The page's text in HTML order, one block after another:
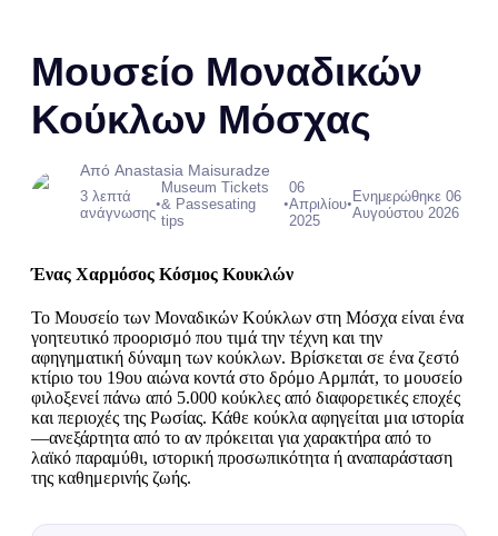
Μουσείο Μοναδικών
Κούκλων Μόσχας
Από Anastasia Maisuradze
3 λεπτά
ανάγνωσης
•
Museum Tickets
& Passesating
tips
•
06
Απριλίου
2025
•Ενημερώθηκε 06
Αυγούστου 2026
Ένας Χαρμόσος Κόσμος Κουκλών
Το Μουσείο των Μοναδικών Κούκλων στη Μόσχα είναι ένα
γοητευτικό προορισμό που τιμά την τέχνη και την
αφηγηματική δύναμη των κούκλων. Βρίσκεται σε ένα ζεστό
κτίριο του 19ου αιώνα κοντά στο δρόμο Αρμπάτ, το μουσείο
φιλοξενεί πάνω από 5.000 κούκλες από διαφορετικές εποχές
και περιοχές της Ρωσίας. Κάθε κούκλα αφηγείται μια ιστορία
—ανεξάρτητα από το αν πρόκειται για χαρακτήρα από το
λαϊκό παραμύθι, ιστορική προσωπικότητα ή αναπαράσταση
της καθημερινής ζωής.